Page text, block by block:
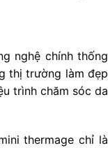
nghệ chính thống
thị trường làm đẹp
trình chăm sóc da
thermage chỉ là